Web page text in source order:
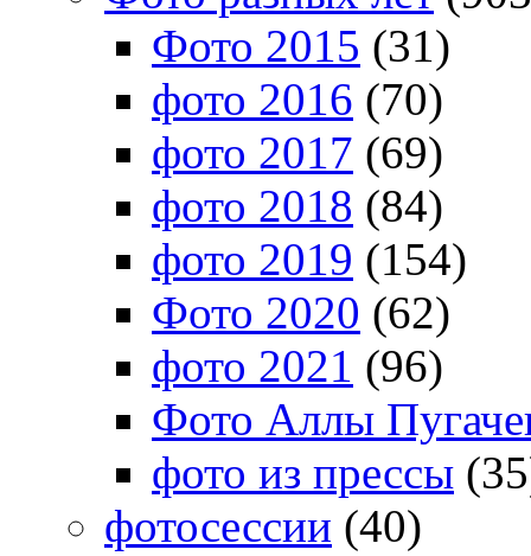
Фото 2015 (31)
фото 2016 (70)
фото 2017 (69)
фото 2018 (84)
фото 2019 (154)
Фото 2020 (62)
фото 2021 (96)
Фото Аллы
фото из прессы
фотосессии (40)